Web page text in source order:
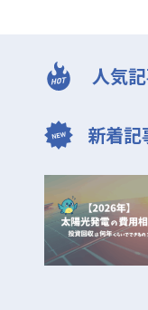
人気
新着記